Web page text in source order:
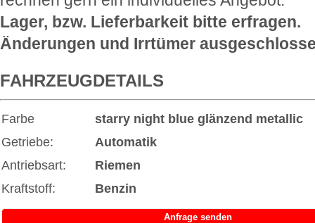
Lager, bzw. Lieferbarkeit bitte erfragen.
Änderungen und Irrtümer
FAHRZEUGDETAILS
Farbe starry night blue glänzend metallic
Getriebe:
Automatik
Antriebsart:
Riemen
Kraftstoff:
Benzin
Anfrage senden